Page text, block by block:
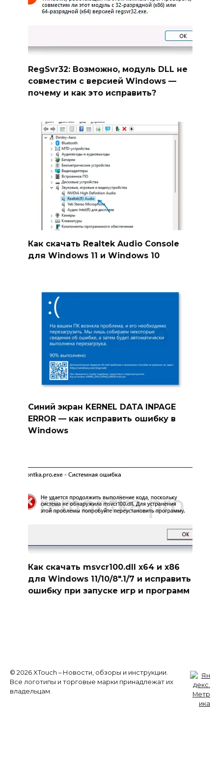
RegSvr32: Возможно, модуль DLL не
совместим с версией Windows —
почему и как это исправить?
Как скачать Realtek Audio Console
для Windows 11 и Windows 10
Синий экран KERNEL DATA INPAGE
ERROR — как исправить ошибку в
Windows
Как скачать msvcr100.dll x64 и x86
для Windows 11/10/8″.1/7 и исправить
ошибку при запуске игр и программ
© 2026 XTouch – Новости, обзоры и инструкции.
Все логотипы и торговые марки принадлежат их
владельцам.